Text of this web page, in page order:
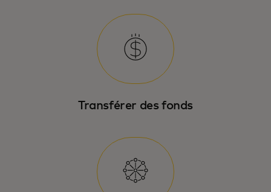
Transférer des fonds